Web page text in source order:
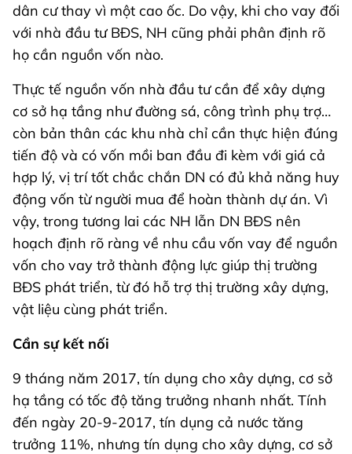
dân cư thay vì một cao ốc. Do vậy, khi cho vay đối
với nhà đầu tư BĐS, NH cũng phải phân định rõ
họ cần nguồn vốn nào.
Thực tế nguồn vốn nhà đầu tư cần để xây dựng
cơ sở hạ tầng như đường sá, công trình phụ trợ…
còn bản thân các khu nhà chỉ cần thực hiện đúng
tiến độ và có vốn mồi ban đầu đi kèm với giá cả
hợp lý, vị trí tốt chắc chắn DN có đủ khả năng huy
động vốn từ người mua để hoàn thành dự án. Vì
vậy, trong tương lai các NH lẫn DN BĐS nên
hoạch định rõ ràng về nhu cầu vốn vay để nguồn
vốn cho vay trở thành động lực giúp thị trường
BĐS phát triển, từ đó hỗ trợ thị trường xây dựng,
vật liệu cùng phát triển.
Cần sự kết nối
9 tháng năm 2017, tín dụng cho xây dựng, cơ sở
hạ tầng có tốc độ tăng trưởng nhanh nhất. Tính
đến ngày 20-9-2017, tín dụng cả nước tăng
trưởng 11%, nhưng tín dụng cho xây dựng, cơ sở